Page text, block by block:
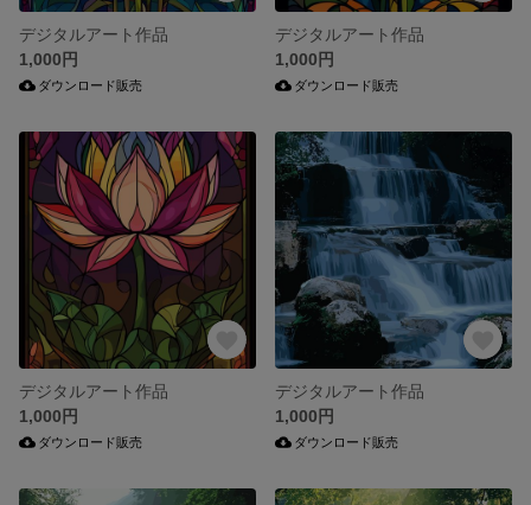
デジタルアート作品
1,000円
ダウンロード販売
デジタルアート作品
1,000円
ダウンロード販売
デジタルアート作品
1,000円
ダウンロード販売
デジタルアート作品
1,000円
ダウンロード販売